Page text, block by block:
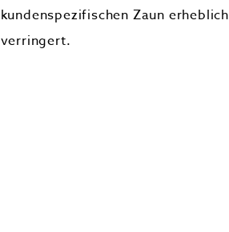
kundenspezifischen Zaun erheblich
verringert.